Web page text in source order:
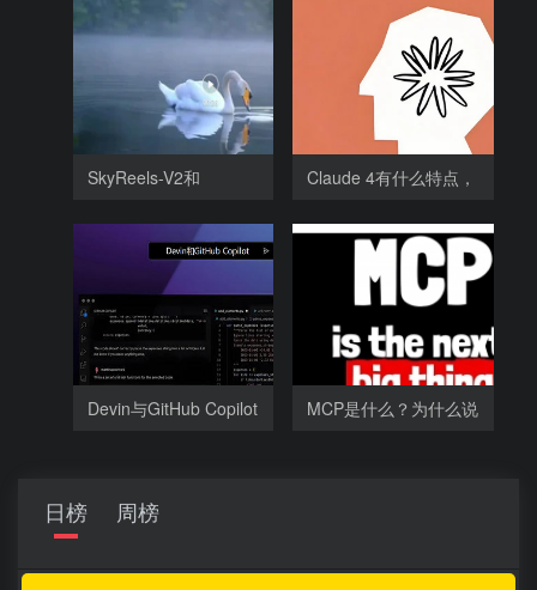
SkyReels-V2和
Claude 4有什么特点，
Devin与GitHub Copilot
MCP是什么？为什么说
日榜 周榜